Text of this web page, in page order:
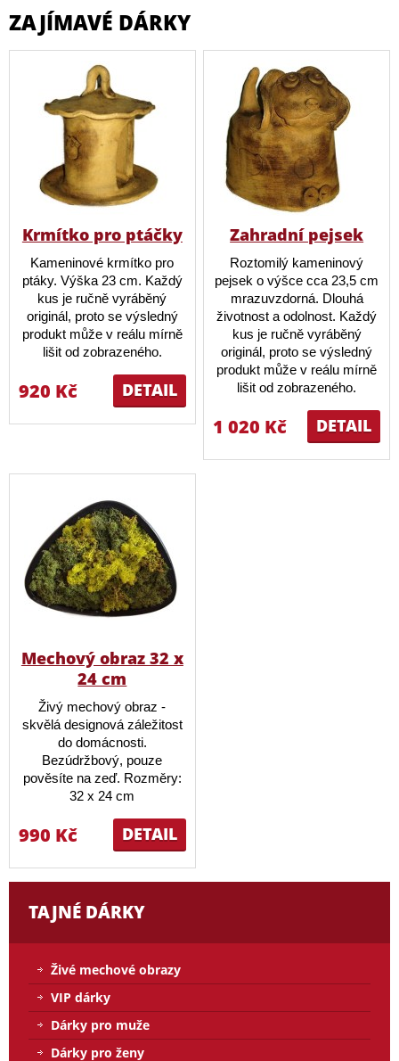
ZAJÍMAVÉ DÁRKY
Krmítko pro ptáčky
Kameninové krmítko pro
ptáky. Výška 23 cm. Každý
kus je ručně vyráběný
originál, proto se výsledný
produkt může v reálu mírně
lišit od zobrazeného.
DETAIL
920 Kč
Zahradní pejsek
Roztomilý kameninový
pejsek o výšce cca 23,5 cm
mrazuvzdorná. Dlouhá
životnost a odolnost. Každý
kus je ručně vyráběný
originál, proto se výsledný
produkt může v reálu mírně
lišit od zobrazeného.
DETAIL
1 020 Kč
Mechový obraz 32 x
24 cm
Živý mechový obraz -
skvělá designová záležitost
do domácnosti.
Bezúdržbový, pouze
pověsíte na zeď. Rozměry:
32 x 24 cm
DETAIL
990 Kč
TAJNÉ DÁRKY
Živé mechové obrazy
VIP dárky
Dárky pro muže
Dárky pro ženy